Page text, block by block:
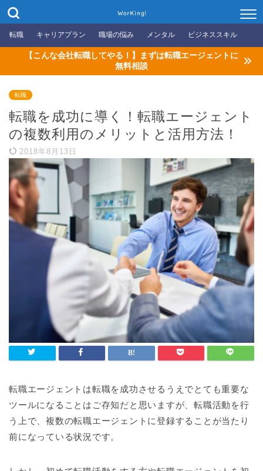
WorKing!
転職 キャリアプラン 職場の悩み メンタル ビジネススキル
【こんな会社転職してやる！】まずは転職エージェントに
無料相談
転職
転職を成功に導く！転職エージェント
の複数利用のメリットと活用方法！
2018年8月13日
転職エージェントは転職を成功させるうえでとても重要な
ツールになることはご存知だと思いますが、転職活動を行
う上で、複数の転職エージェントに登録することが当たり
前になっている状況です。